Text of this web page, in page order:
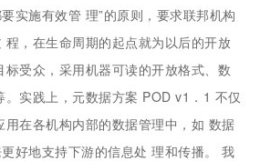
实施有效管 理”的原则，要求联邦机构
，在生命周期的起点就为以后的开放
受众，采用机器可读的开放格式、数
实践上，元数据方案 POD v1．1 不仅
用在各机构内部的数据管理中，如 数据
好地支持下游的信息处 理和传播。 我